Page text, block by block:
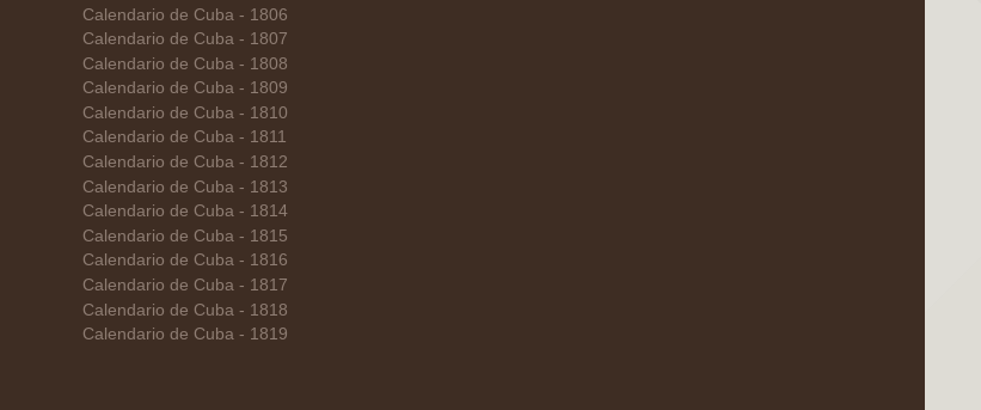
Calendario de Cuba - 1806
Calendario de Cuba - 1807
Calendario de Cuba - 1808
Calendario de Cuba - 1809
Calendario de Cuba - 1810
Calendario de Cuba - 1811
Calendario de Cuba - 1812
Calendario de Cuba - 1813
Calendario de Cuba - 1814
Calendario de Cuba - 1815
Calendario de Cuba - 1816
Calendario de Cuba - 1817
Calendario de Cuba - 1818
Calendario de Cuba - 1819